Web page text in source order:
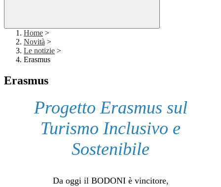
Home >
Novità >
Le notizie >
Erasmus
Erasmus
Progetto Erasmus sul
Turismo Inclusivo e
Sostenibile
Da oggi il BODONI è vincitore,